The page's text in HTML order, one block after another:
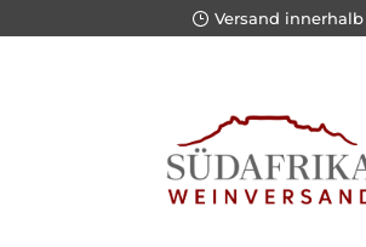
Versand